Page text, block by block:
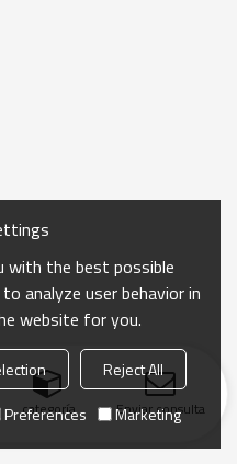
categoría Enviar consulta
with the best possible
analyze user behavior in
website for you.
Reject All
Preferences Marketing